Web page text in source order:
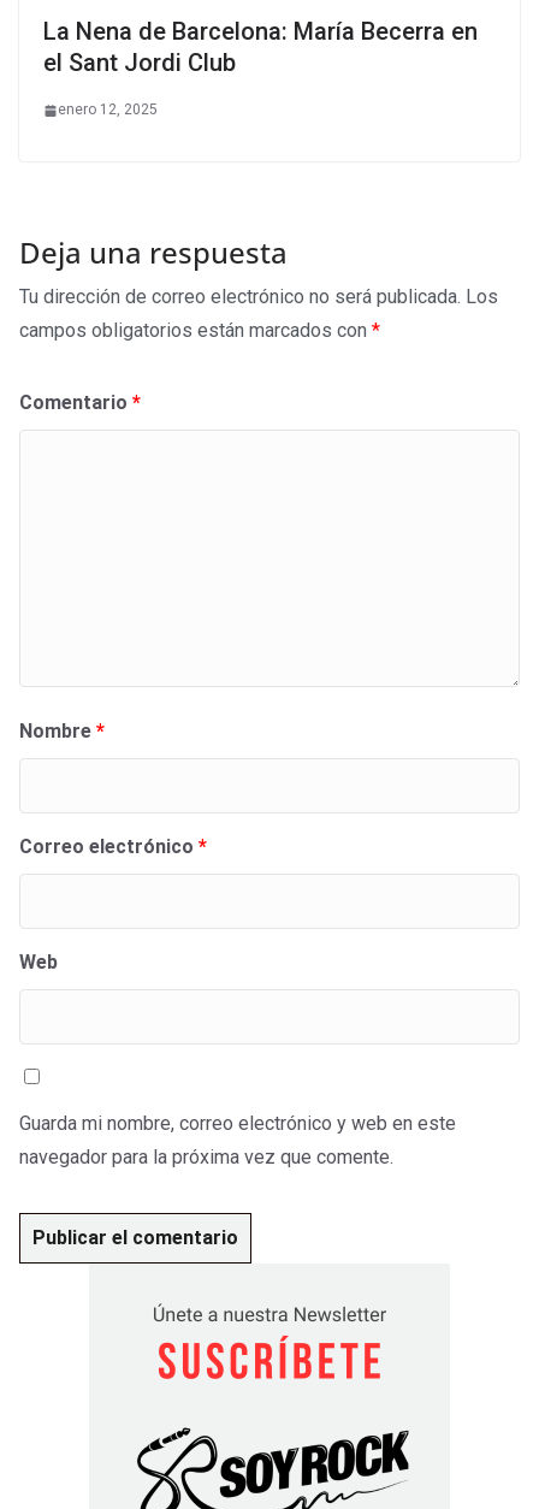
La Nena de Barcelona: María Becerra en
el Sant Jordi Club
enero 12, 2025
Deja una respuesta
Tu dirección de correo electrónico no será publicada. Los
campos obligatorios están marcados con *
Comentario *
Nombre *
Correo electrónico *
Web
Guarda mi nombre, correo electrónico y web en este
navegador para la próxima vez que comente.